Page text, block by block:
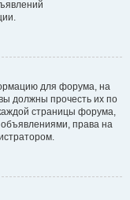
для форума, на
должны прочесть их по
страницы форума,
права на